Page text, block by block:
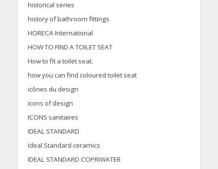
historical series
history of bathroom fittings
HORECA International
HOW TO FIND A TOILET SEAT
How to fit a toilet seat.
how you can find coloured toilet seat
icônes du design
icons of design
ICONS sanitaires
IDEAL STANDARD
Ideal Standard ceramics
IDEAL STANDARD COPRIWATER